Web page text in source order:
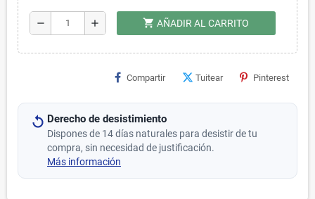
remove add shopping_cart AÑADIR AL CARRITO
Compartir Tuitear Pinterest
Derecho de desistimiento
Dispones de 14 días naturales para desistir de tu
compra, sin necesidad de justificación.
Más información